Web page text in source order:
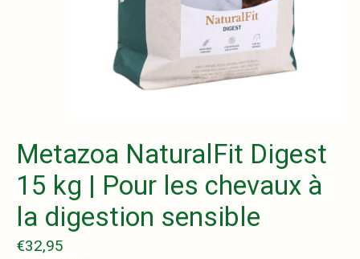
Metazoa NaturalFit Digest
15 kg | Pour les chevaux à
la digestion sensible
€32,95